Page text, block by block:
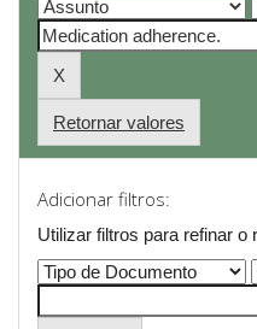
Retornar valores
Adicionar filtros:
Utilizar filtros para refinar o